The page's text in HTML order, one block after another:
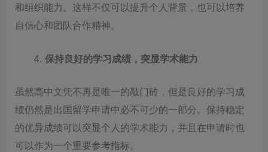
和组织能力。这样不仅可以提升个人背景，也可以培养
自信心和团队合作精神。
保持良好的学习成绩，突显学术能力
虽然高中文凭不再是唯一的敲门砖，但是良好的学习成
绩仍然是出国留学申请中必不可少的一部分。保持稳定
的优异成绩可以突显个人的学术能力，并且在申请时也
可以作为一个重要参考指标。